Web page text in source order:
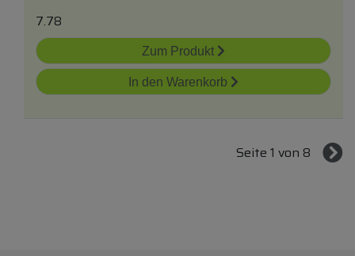
7.78
Zum Produkt
In den Warenkorb
Seite 1 von 8